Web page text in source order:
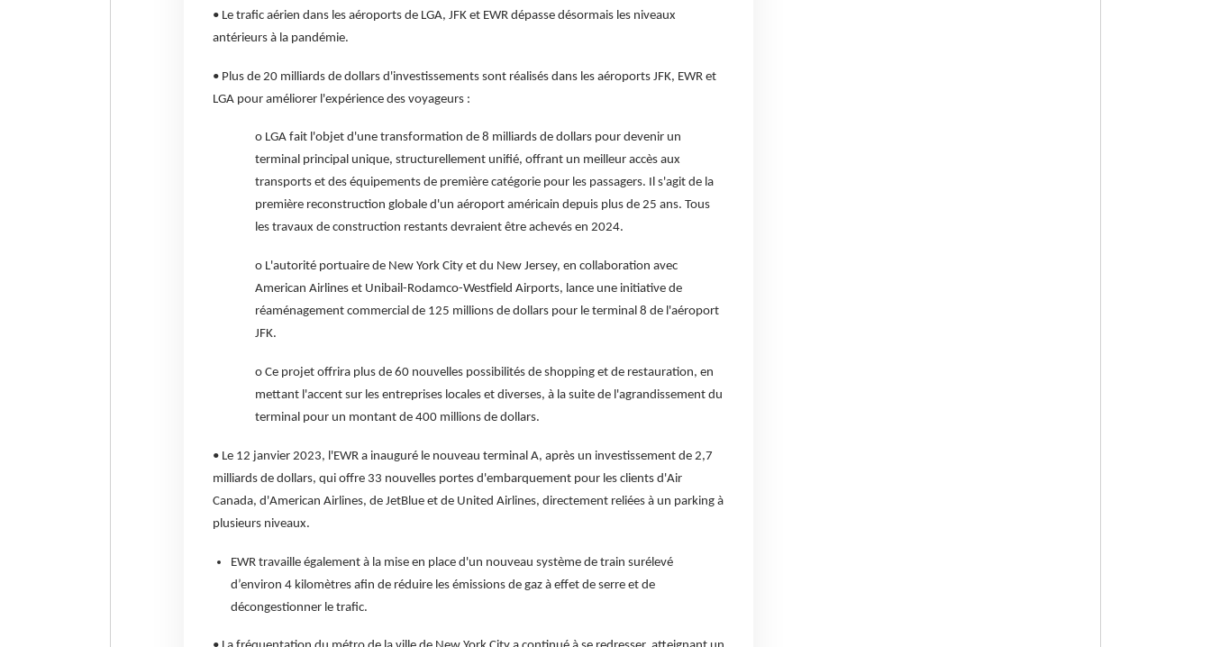
• Le trafic aérien dans les aéroports de LGA, JFK et EWR dépasse désormais les niveaux
antérieurs à la pandémie.
• Plus de 20 milliards de dollars d'investissements sont réalisés dans les aéroports JFK, EWR et
LGA pour améliorer l'expérience des voyageurs :
o LGA fait l'objet d'une transformation de 8 milliards de dollars pour devenir un
terminal principal unique, structurellement unifié, offrant un meilleur accès aux
transports et des équipements de première catégorie pour les passagers. Il s'agit de la
première reconstruction globale d'un aéroport américain depuis plus de 25 ans. Tous
les travaux de construction restants devraient être achevés en 2024.
o L'autorité portuaire de New York City et du New Jersey, en collaboration avec
American Airlines et Unibail-Rodamco-Westfield Airports, lance une initiative de
réaménagement commercial de 125 millions de dollars pour le terminal 8 de l'aéroport
JFK.
o Ce projet offrira plus de 60 nouvelles possibilités de shopping et de restauration, en
mettant l'accent sur les entreprises locales et diverses, à la suite de l'agrandissement du
terminal pour un montant de 400 millions de dollars.
• Le 12 janvier 2023, l'EWR a inauguré le nouveau terminal A, après un investissement de 2,7
milliards de dollars, qui offre 33 nouvelles portes d'embarquement pour les clients d'Air
Canada, d'American Airlines, de JetBlue et de United Airlines, directement reliées à un parking à
plusieurs niveaux.
EWR travaille également à la mise en place d'un nouveau système de train surélevé
d’environ 4 kilomètres afin de réduire les émissions de gaz à effet de serre et de
décongestionner le trafic.